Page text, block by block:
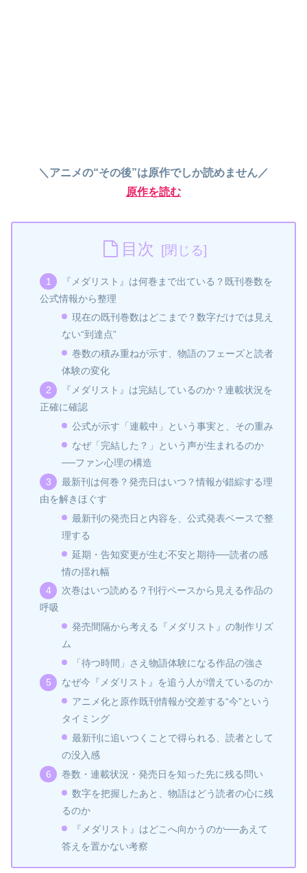
＼アニメの“その後”は原作でしか読めません／
原作を読む
目次
『メダリスト』は何巻まで出ている？既刊巻数を
公式情報から整理
現在の既刊巻数はどこまで？数字だけでは見え
ない“到達点”
巻数の積み重ねが示す、物語のフェーズと読者
体験の変化
『メダリスト』は完結しているのか？連載状況を
正確に確認
公式が示す「連載中」という事実と、その重み
なぜ「完結した？」という声が生まれるのか
──ファン心理の構造
最新刊は何巻？発売日はいつ？情報が錯綜する理
由を解きほぐす
最新刊の発売日と内容を、公式発表ベースで整
理する
延期・告知変更が生む不安と期待──読者の感
情の揺れ幅
次巻はいつ読める？刊行ペースから見える作品の
呼吸
発売間隔から考える『メダリスト』の制作リズ
ム
「待つ時間」さえ物語体験になる作品の強さ
なぜ今『メダリスト』を追う人が増えているのか
アニメ化と原作既刊情報が交差する“今”という
タイミング
最新刊に追いつくことで得られる、読者として
の没入感
巻数・連載状況・発売日を知った先に残る問い
数字を把握したあと、物語はどう読者の心に残
るのか
『メダリスト』はどこへ向かうのか──あえて
答えを置かない考察